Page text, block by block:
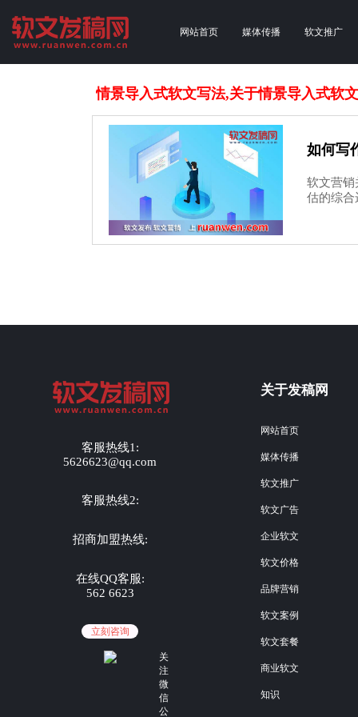
网站首页 媒体传播 软文推广
情景导入式软文写法,关于情景导入式软
如何写
软文营销
估的综合
客服热线1:
5626623@qq.com
客服热线2:
招商加盟热线:
在线QQ客服:
562 6623
立刻咨询
关
注
微
信
公
关于发稿网
网站首页
媒体传播
软文推广
软文广告
企业软文
软文价格
品牌营销
软文案例
软文套餐
商业软文
知识